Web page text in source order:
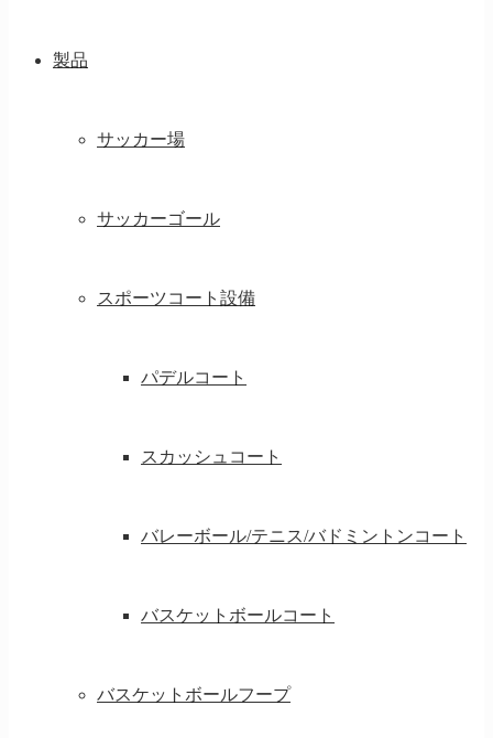
製品
サッカー場
サッカーゴール
スポーツコート設備
パデルコート
スカッシュコート
バレーボール/テニス/バドミントンコート
バスケットボールコート
バスケットボールフープ